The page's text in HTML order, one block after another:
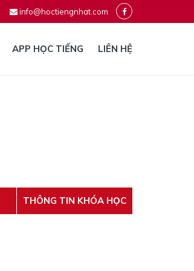
info@hoctiengnhat.com
APP HỌC TIẾNG LIÊN HỆ
THÔNG TIN KHÓA HỌC